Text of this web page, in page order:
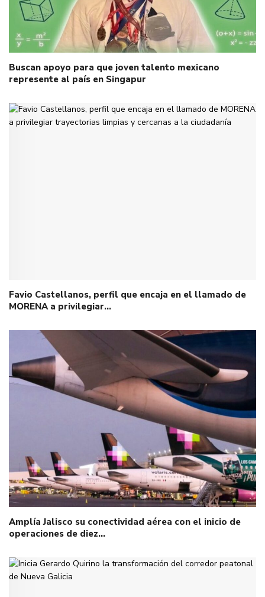
Buscan apoyo para que joven talento mexicano
represente al país en Singapur
Favio Castellanos, perfil que encaja en el llamado de
MORENA a privilegiar…
Amplía Jalisco su conectividad aérea con el inicio de
operaciones de diez…